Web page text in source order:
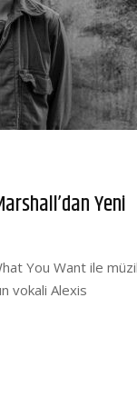
Yeni
You Want ile
vokali Alexis